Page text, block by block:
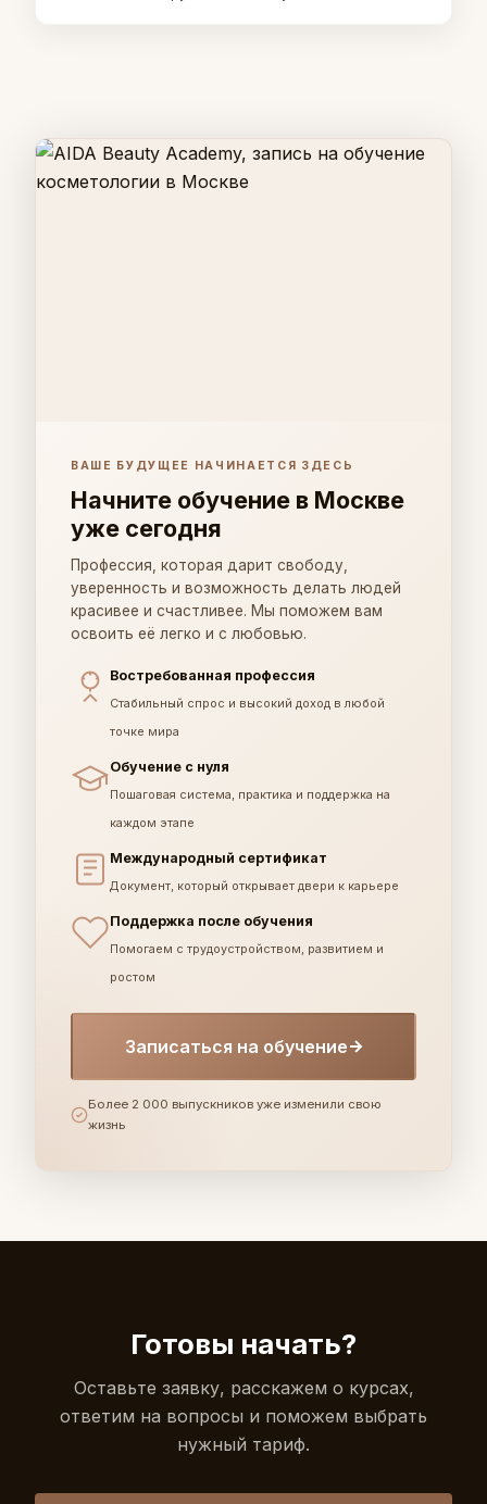
ВАШЕ БУДУЩЕЕ НАЧИНАЕТСЯ ЗДЕСЬ
Начните обучение в Москве
уже сегодня
Профессия, которая дарит свободу,
уверенность и возможность делать людей
красивее и счастливее. Мы поможем вам
освоить её легко и с любовью.
Востребованная профессия
Стабильный спрос и высокий доход в любой
точке мира
Обучение с нуля
Пошаговая система, практика и поддержка на
каждом этапе
Международный сертификат
Документ, который открывает двери к карьере
Поддержка после обучения
Помогаем с трудоустройством, развитием и
ростом
Записаться на обучение
Более 2 000 выпускников уже изменили свою
жизнь
Готовы начать?
Оставьте заявку, расскажем о курсах,
ответим на вопросы и поможем выбрать
нужный тариф.